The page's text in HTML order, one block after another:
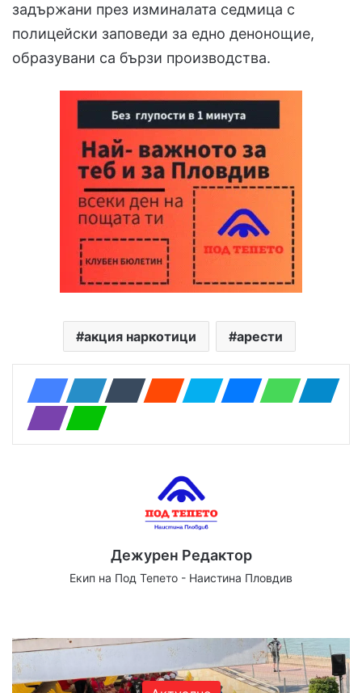
задържани през изминалата седмица с
полицейски заповеди за едно денонощие,
образувани са бързи производства.
акция наркотици арести
Дежурен Редактор
Екип на Под Тепето - Наистина Пловдив